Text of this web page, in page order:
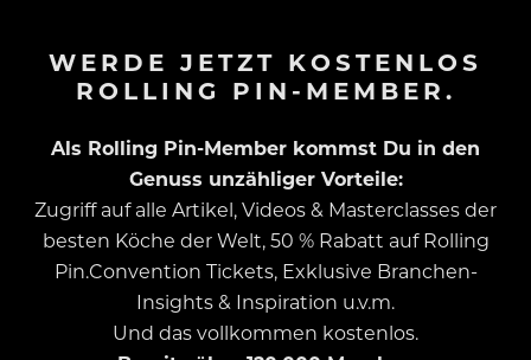
WERDE JETZT KOSTENLOS
ROLLING PIN-MEMBER.
Als Rolling Pin-Member kommst Du in den
Genuss unzähliger Vorteile:
Zugriff auf alle Artikel, Videos & Masterclasses der
besten Köche der Welt, 50 % Rabatt auf Rolling
Pin.Convention Tickets, Exklusive Branchen-
Insights & Inspiration u.v.m.
Und das vollkommen kostenlos.